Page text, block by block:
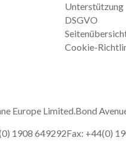
Unterstützung
DSGVO
Cookie-
Europe Limited.Bond
1908 649292Fax: +44(0)